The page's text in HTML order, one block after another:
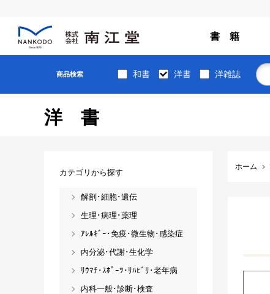
書 籍
商品検索 和書 洋書 洋雑誌
洋書
ホーム
カテゴリから探す
解剖･細胞･遺伝
生理･病理･薬理
ｱﾚﾙｷﾞｰ･免疫･微生物･感染症
内分泌･代謝･生化学
ﾘｳﾏﾁ･ｽﾎﾟｰﾂ･ﾘﾊﾋﾞﾘ･老年病
内科一般･診断･検査